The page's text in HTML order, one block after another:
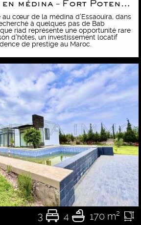
Riad 7 Suites en médina – Fort Potentiel Airbnb
au cœur de la médina d’Essaouira, dans
à quelques pas de Bab
riad représente une opportunité rare
d’hôtes, un investissement locatif
de prestige au Maroc.
3 4 170 m²